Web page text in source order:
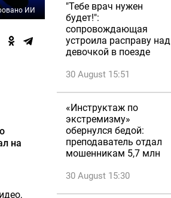
ИИ
на
"Тебе врач нужен
будет!":
сопровождающая
устроила расправу над
девочкой в поезде
30 August 15:51
«Инструктаж по
экстремизму»
обернулся бедой:
преподаватель отдал
мошенникам 5,7 млн
30 August 15:30